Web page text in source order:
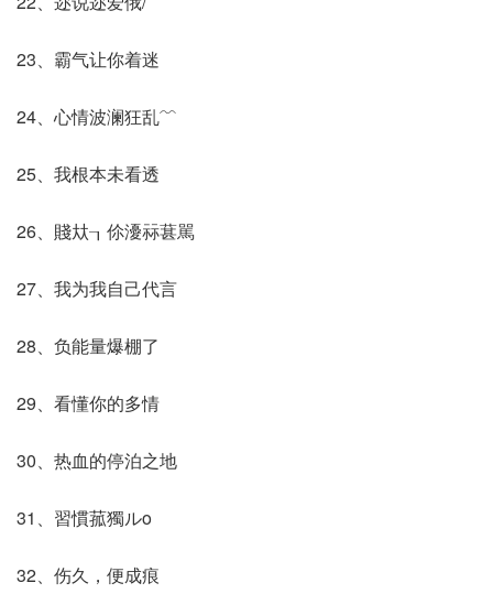
23、霸气让你着迷
24、心情波澜狂乱﹌
25、我根本未看透
26、賤夶┒伱瀀祘葚駡
27、我为我自己代言
28、负能量爆棚了
29、看懂你的多情
30、热血的停泊之地
31、習慣菰獨ルo
32、伤久，便成痕